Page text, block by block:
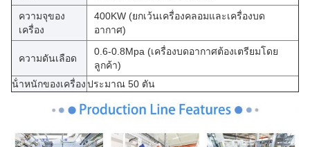
ความจุของ
เครื่อง
400KW (ยกเว้นเครื่องคลอมและเครื่องบด
อากาศ)
ความดันเลือด
0.6-0.8Mpa (เครื่องบดอากาศต้องเตรียมโดย
ลูกค้า)
น้ําหนักของเครื่องประมาณ 50 ตัน